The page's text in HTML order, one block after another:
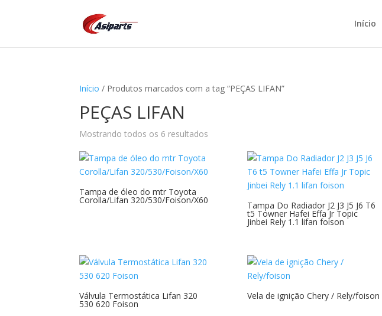
Início
Início / Produtos marcados com a tag “PEÇAS LIFAN”
PEÇAS LIFAN
Mostrando todos os 6 resultados
Tampa de óleo do mtr Toyota
Corolla/Lifan 320/530/Foison/X60 Tampa Do Radiador J2 J3 J5 J6 T6
t5 Towner Hafei Effa Jr Topic
Jinbei Rely 1.1 lifan foison
Válvula Termostática Lifan 320
530 620 Foison
Vela de ignição Chery / Rely/foison